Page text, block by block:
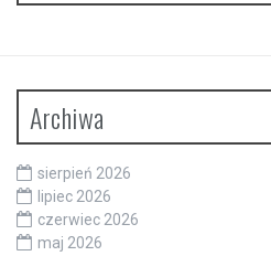
Archiwa
sierpień 2026
lipiec 2026
czerwiec 2026
maj 2026